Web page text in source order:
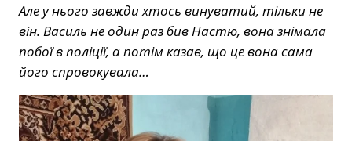
Але у нього завжди хтось винуватий, тільки не
він. Василь не один раз бив Настю, вона знімала
побої в поліції, а потім казав, що це вона сама
його спровокувала…